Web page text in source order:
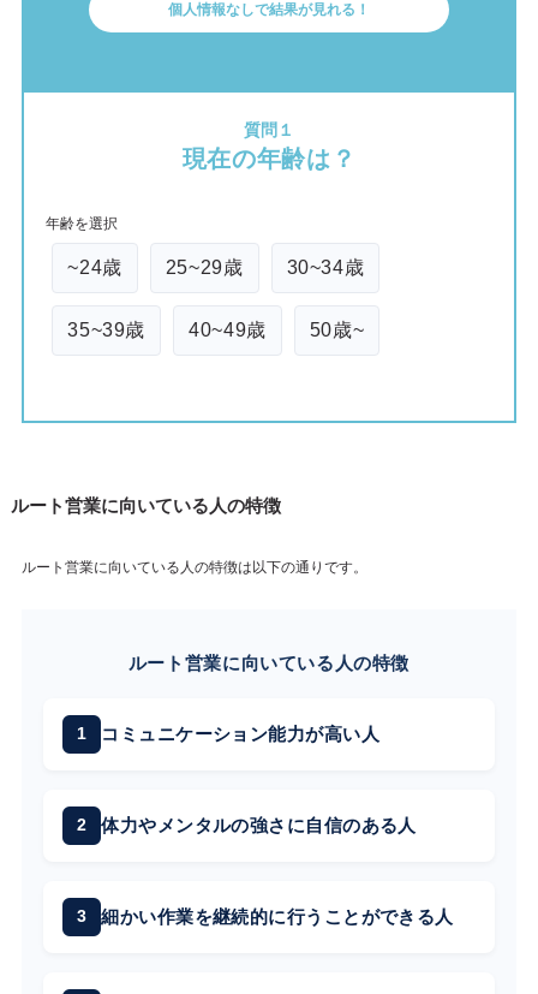
個人情報なしで結果が見れる！
質問１
現在の年齢は？
年齢を選択
~24歳 25~29歳 30~34歳
35~39歳 40~49歳 50歳~
ルート営業に向いている人の特徴
ルート営業に向いている人の特徴は以下の通りです。
ルート営業に向いている人の特徴
コミュニケーション能力が高い人
体力やメンタルの強さに自信のある人
細かい作業を継続的に行うことができる人